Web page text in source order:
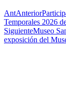
AntAnterior
Temporales 2026
SiguienteMuseo
exposición del